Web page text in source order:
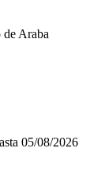
Araba
05/08/2026